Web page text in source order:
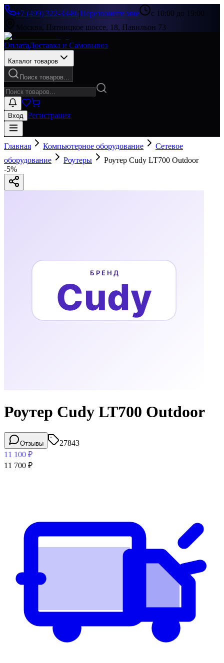
+7 (499) 322-33-86|Перезвоните мне
с 10:00 до 19:00
Москва, Пятницкое шоссе, 18, Павильон 73
ОплатаДоставка и Самовывоз
Каталог товаров
Поиск товаров...
Вход Регистрация
Главная Компьютерное оборудование
Сетевое
оборудование
Роутеры
Роутер Cudy LT700 Outdoor
-5%
Роутер Cudy LT700 Outdoor
Отзывы
27843
11 100 ₽
11 700 ₽